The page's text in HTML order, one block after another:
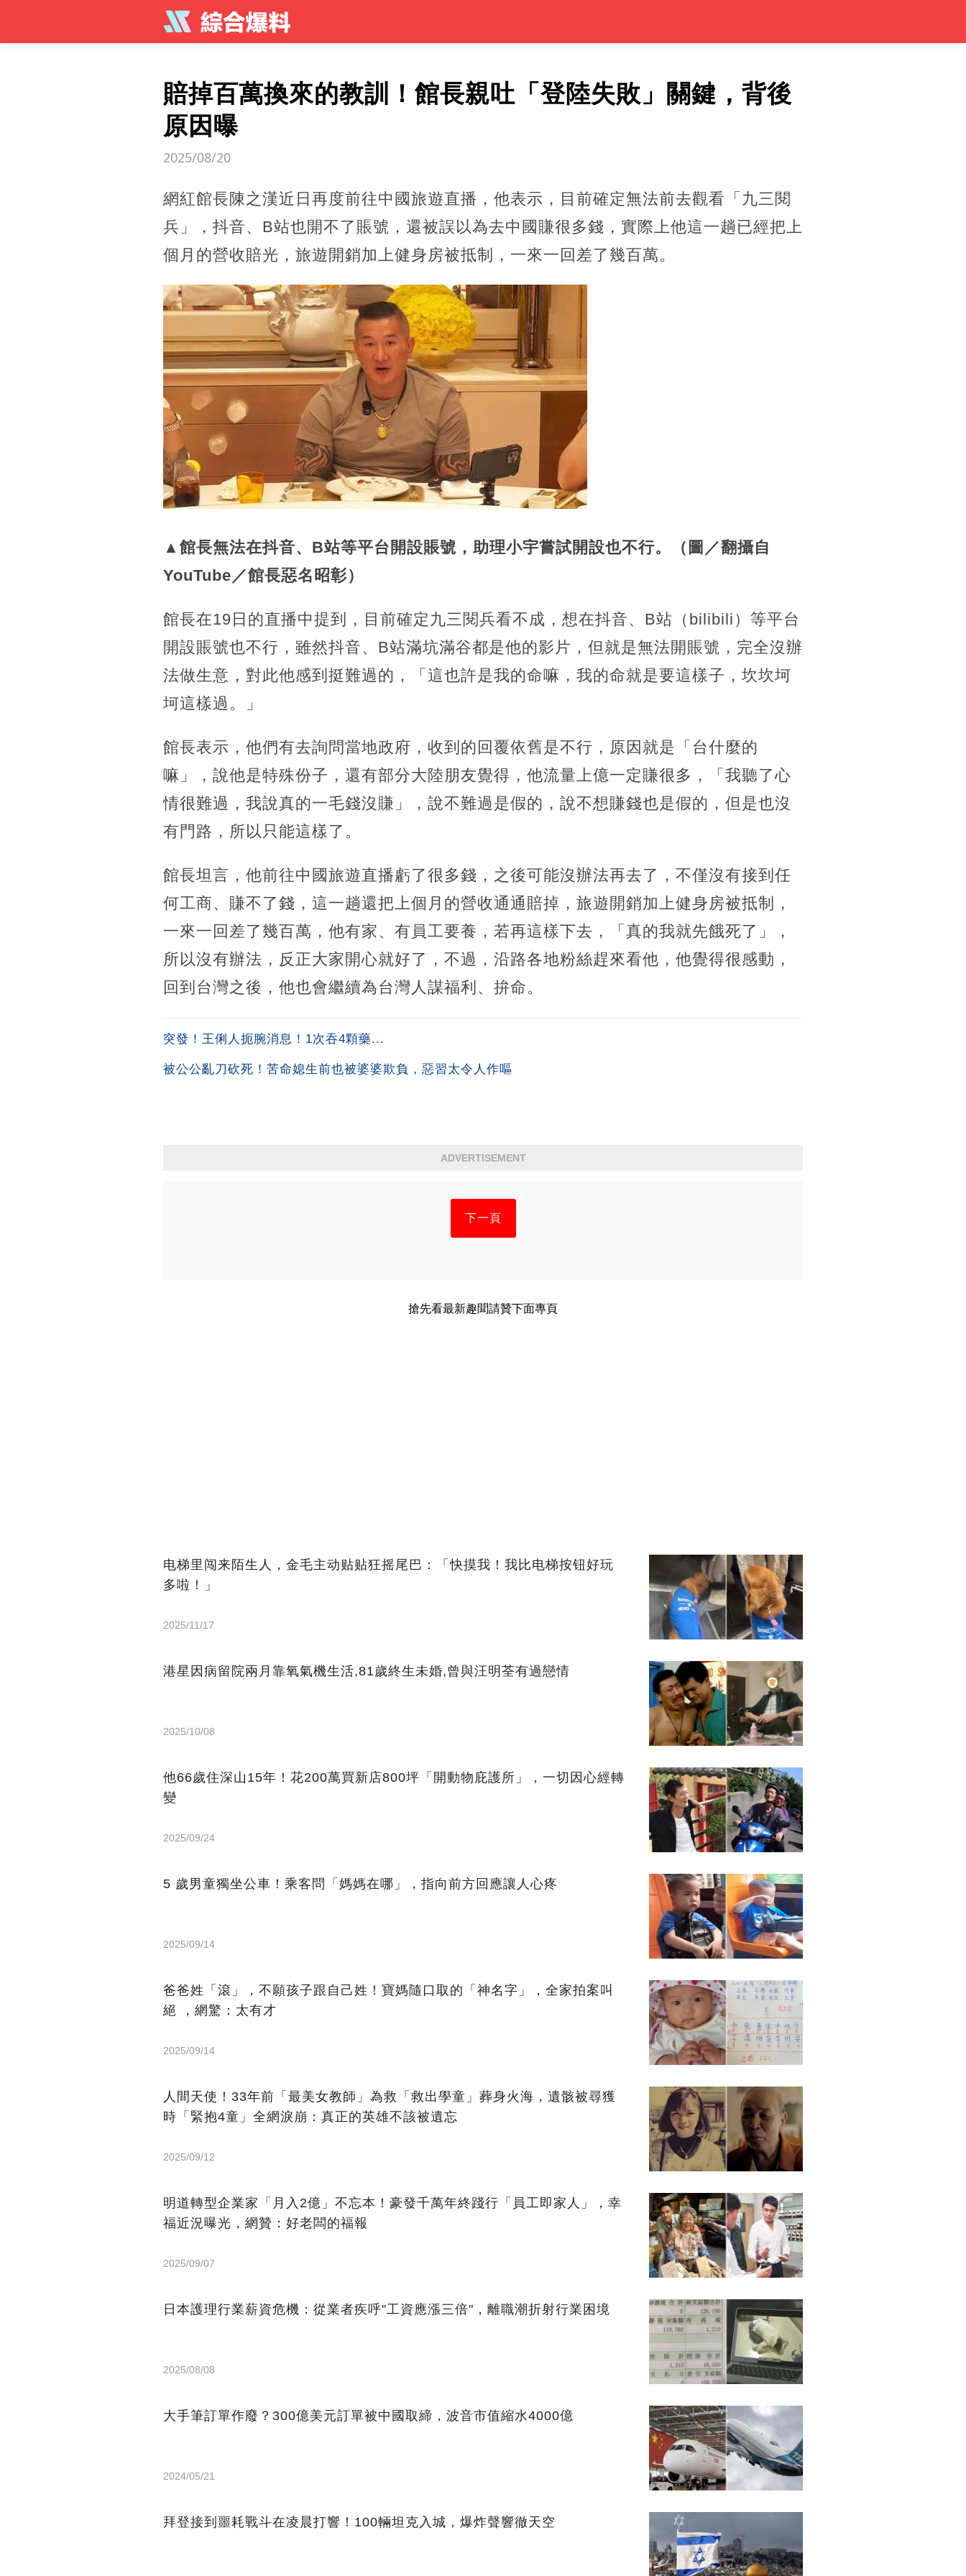
賠掉百萬換來的教訓！館長親吐「登陸失敗」關鍵，背後
原因曝
2025/08/20
網紅館長陳之漢近日再度前往中國旅遊直播，他表示，目前確定無法前去觀看「九三閱
兵」，抖音、B站也開不了賬號，還被誤以為去中國賺很多錢，實際上他這一趟已經把上
個月的營收賠光，旅遊開銷加上健身房被抵制，一來一回差了幾百萬。
▲館長無法在抖音、B站等平台開設賬號，助理小宇嘗試開設也不行。（圖／翻攝自
YouTube／館長惡名昭彰）
館長在19日的直播中提到，目前確定九三閱兵看不成，想在抖音、B站（bilibili）等平台
開設賬號也不行，雖然抖音、B站滿坑滿谷都是他的影片，但就是無法開賬號，完全沒辦
法做生意，對此他感到挺難過的，「這也許是我的命嘛，我的命就是要這樣子，坎坎坷
坷這樣過。」
館長表示，他們有去詢問當地政府，收到的回覆依舊是不行，原因就是「台什麼的
嘛」，說他是特殊份子，還有部分大陸朋友覺得，他流量上億一定賺很多，「我聽了心
情很難過，我說真的一毛錢沒賺」，說不難過是假的，說不想賺錢也是假的，但是也沒
有門路，所以只能這樣了。
館長坦言，他前往中國旅遊直播虧了很多錢，之後可能沒辦法再去了，不僅沒有接到任
何工商、賺不了錢，這一趟還把上個月的營收通通賠掉，旅遊開銷加上健身房被抵制，
一來一回差了幾百萬，他有家、有員工要養，若再這樣下去，「真的我就先餓死了」，
所以沒有辦法，反正大家開心就好了，不過，沿路各地粉絲趕來看他，他覺得很感動，
回到台灣之後，他也會繼續為台灣人謀福利、拚命。
突發！王俐人扼腕消息！1次吞4顆藥...
被公公亂刀砍死！苦命媳生前也被婆婆欺負，惡習太令人作嘔
ADVERTISEMENT
下一頁
搶先看最新趣聞請贊下面專頁
电梯里闯来陌生人，金毛主动贴贴狂摇尾巴：「快摸我！我比电梯按钮好玩
多啦！」
2025/11/17
港星因病留院兩月靠氧氣機生活,81歲終生未婚,曾與汪明荃有過戀情
2025/10/08
他66歲住深山15年！花200萬買新店800坪「開動物庇護所」，一切因心經轉
變
2025/09/24
5 歲男童獨坐公車！乘客問「媽媽在哪」，指向前方回應讓人心疼
2025/09/14
爸爸姓「滾」，不願孩子跟自己姓！寶媽隨口取的「神名字」，全家拍案叫
絕 ，網驚：太有才
2025/09/14
人間天使！33年前「最美女教師」為救「救出學童」葬身火海，遺骸被尋獲
時「緊抱4童」全網淚崩：真正的英雄不該被遺忘
2025/09/12
明道轉型企業家「月入2億」不忘本！豪發千萬年終踐行「員工即家人」，幸
福近況曝光，網贊：好老闆的福報
2025/09/07
日本護理行業薪資危機：從業者疾呼"工資應漲三倍"，離職潮折射行業困境
2025/08/08
大手筆訂單作廢？300億美元訂單被中國取締，波音市值縮水4000億
2024/05/21
拜登接到噩耗戰斗在凌晨打響！100輛坦克入城，爆炸聲響徹天空